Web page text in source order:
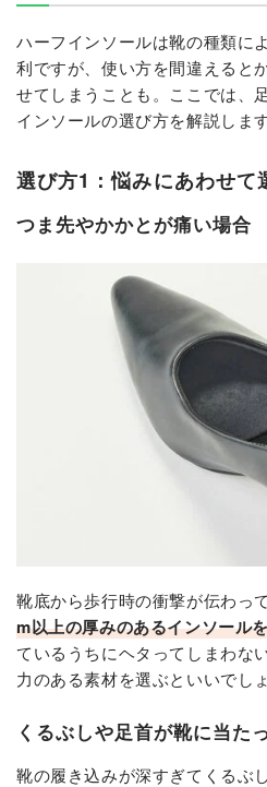
ハーフインソールは靴の種類に
利ですが、使い方を間違えると
せてしまうことも。ここでは、
インソールの選び方を解説しま
選び方1：悩みにあわせて
つま先やかかとが痛い場合
靴底から歩行時の衝撃が伝わっ
m以上の厚みのあるインソール
ているうちにヘタってしまわな
力のある素材を選ぶといいでしょ
くるぶしや足首が靴に当た
靴の履き込みが深すぎてくるぶ